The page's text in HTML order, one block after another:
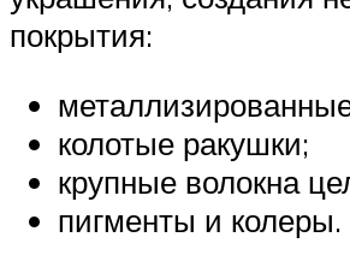
покрытия:
колотые ракушки;
крупные волокна
пигменты и колеры.